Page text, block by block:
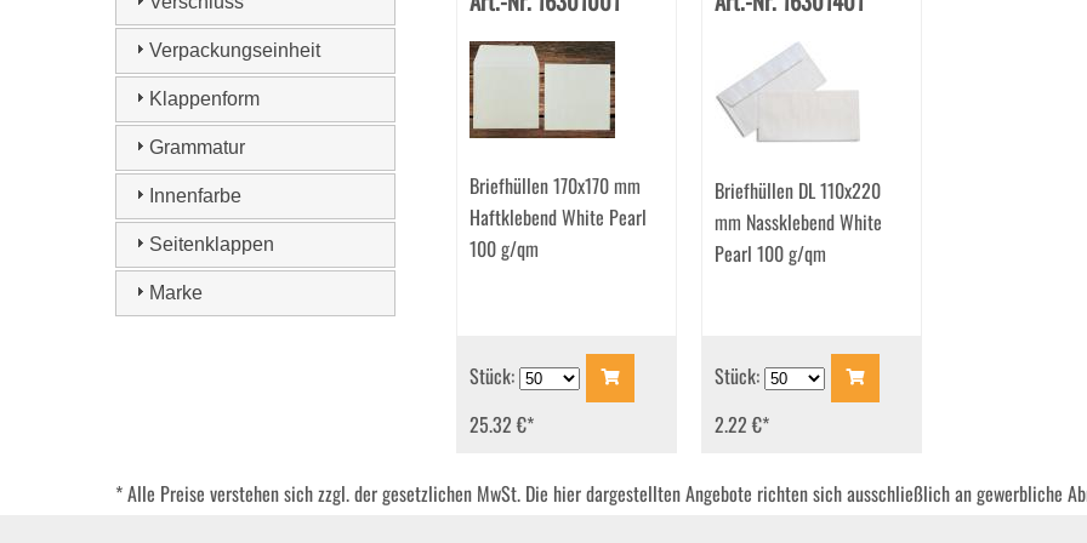
Verpackungseinheit
Klappenform
Grammatur
Innenfarbe
Seitenklappen
Marke
Briefhüllen 170x170 mm
Haftklebend White Pearl
100 g/qm
Stück:
25.32 €*
Briefhüllen DL 110x220
mm Nassklebend White
Pearl 100 g/qm
Stück:
2.22 €*
* Alle Preise verstehen sich zzgl. der gesetzlichen MwSt. Die hier dargestellten Angebote richten sich ausschließlich an gewerbliche